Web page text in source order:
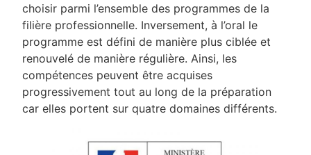
choisir parmi l’ensemble des programmes de la
filière professionnelle. Inversement, à l’oral le
programme est défini de manière plus ciblée et
renouvelé de manière régulière. Ainsi, les
compétences peuvent être acquises
progressivement tout au long de la préparation
car elles portent sur quatre domaines différents.